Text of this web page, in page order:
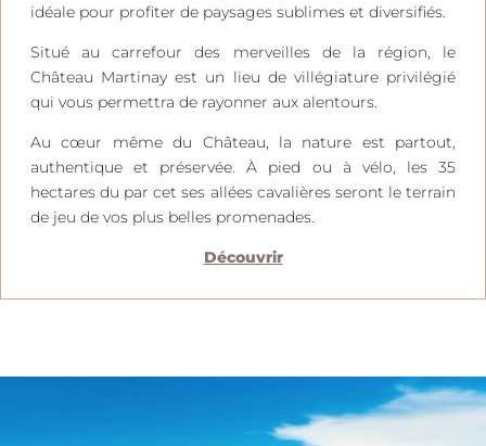
idéale pour profiter de paysages sublimes et diversifiés.
Situé au carrefour des merveilles de la région, le
Château Martinay est un lieu de villégiature privilégié
qui vous permettra de rayonner aux alentours.
Au cœur même du Château, la nature est partout,
authentique et préservée. À pied ou à vélo, les 35
hectares du par cet ses allées cavalières seront le terrain
de jeu de vos plus belles promenades.
Découvrir